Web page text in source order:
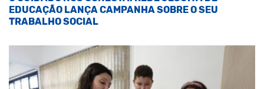
EDUCAÇÃO LANÇA CAMPANHA SOBRE O SEU
TRABALHO SOCIAL